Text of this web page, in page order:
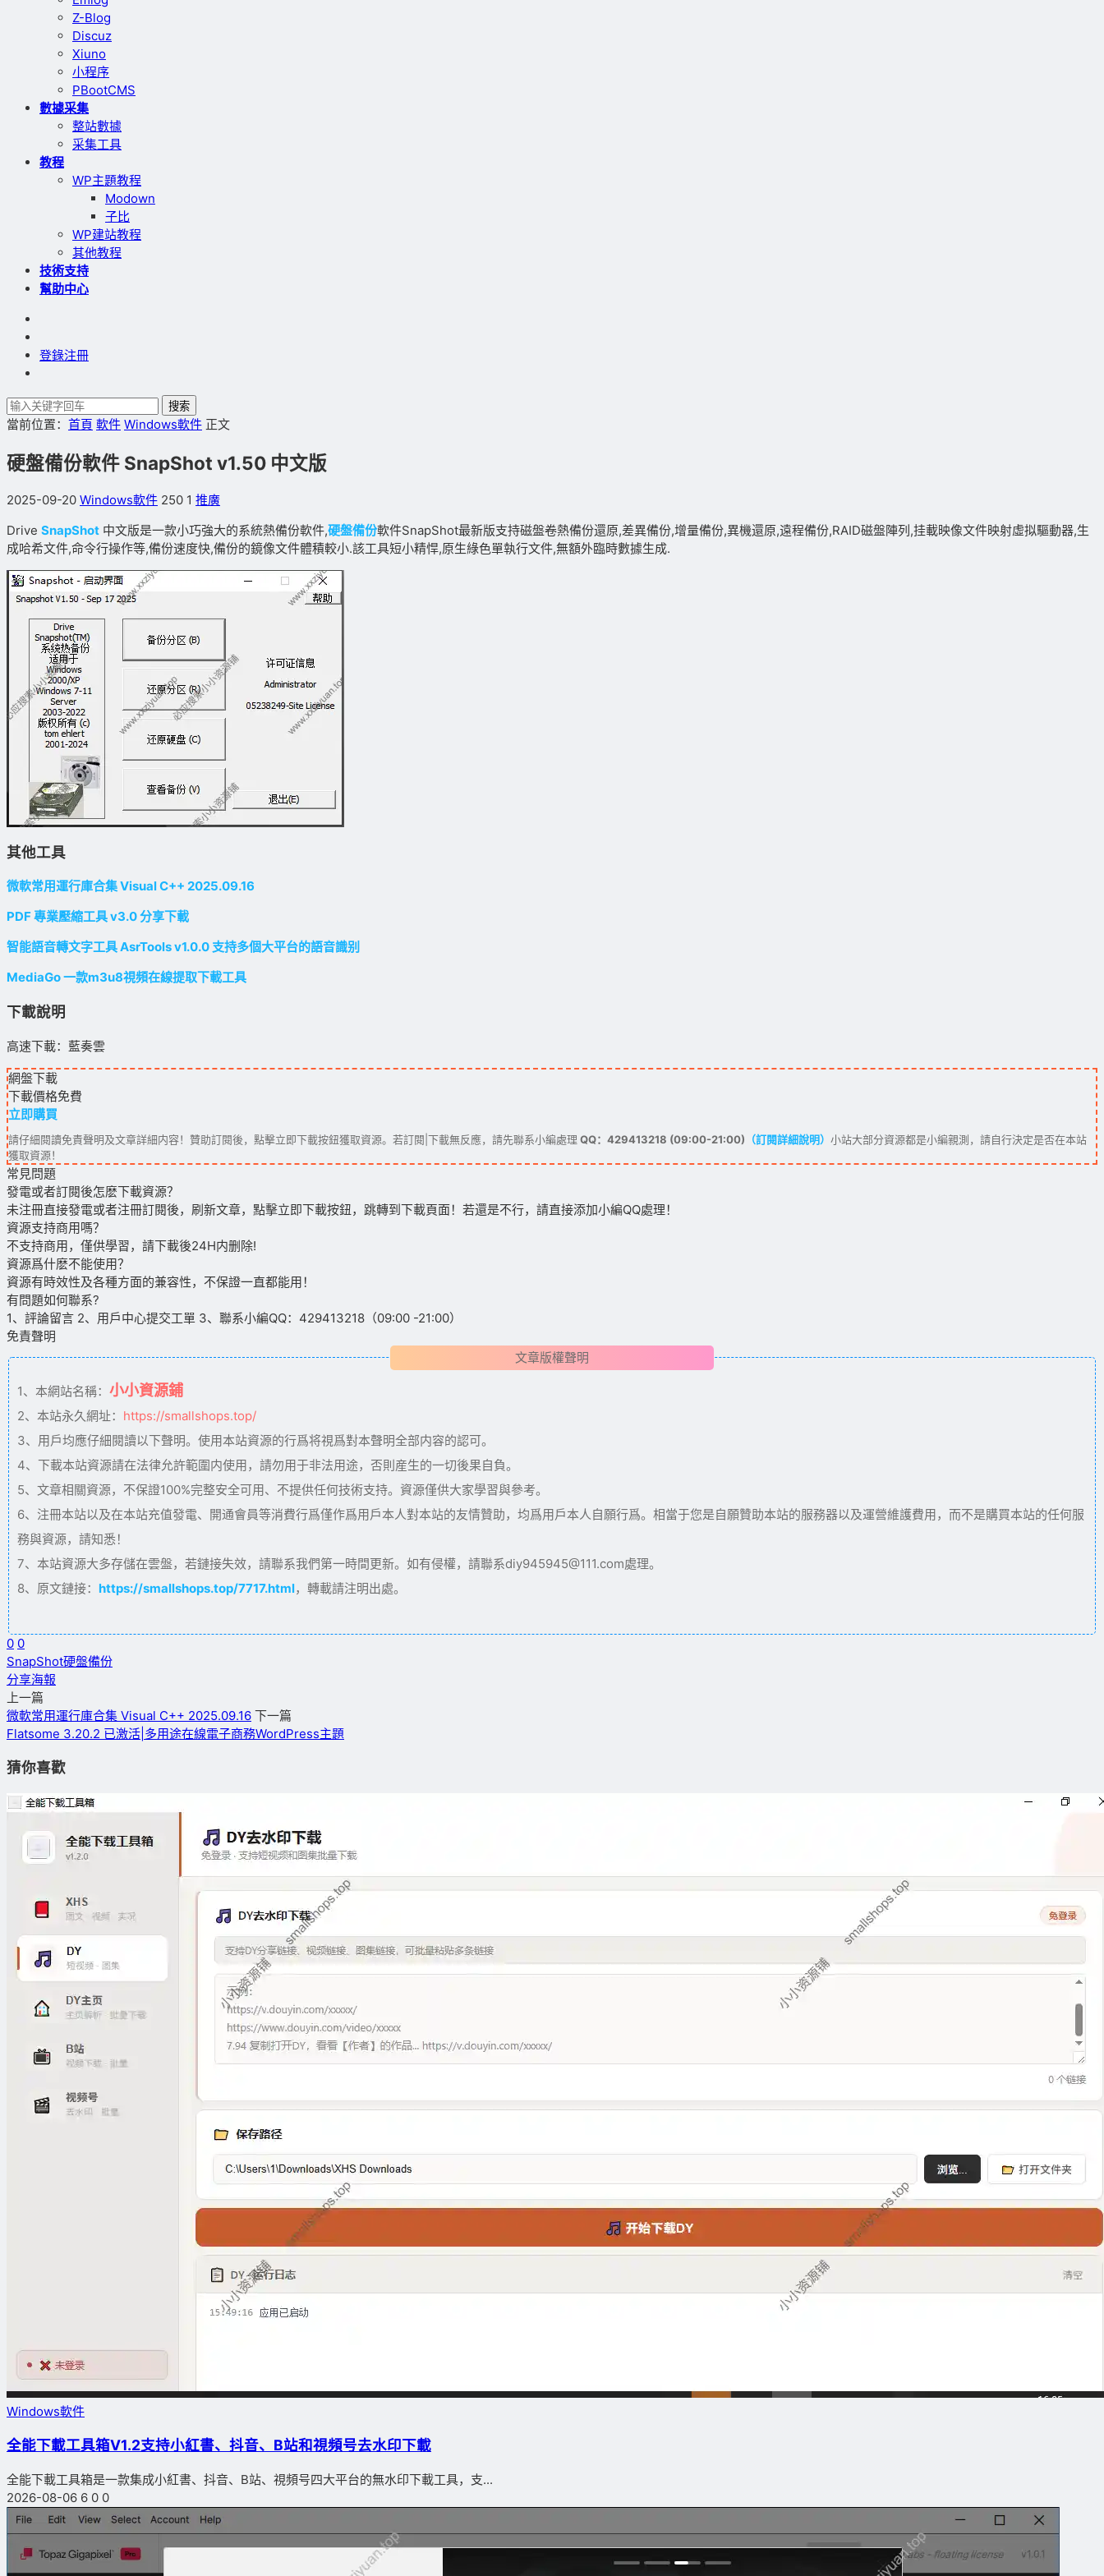
Z-Blog
Discuz
Xiuno
小程序
PBootCMS
數據采集
整站數據
采集工具
教程
WP主題教程
Modown
子比
WP建站教程
其他教程
技術支持
幫助中心
登錄注冊
搜索
當前位置： 首頁 軟件 Windows軟件 正文
硬盤備份軟件 SnapShot v1.50 中文版
2025-09-20 Windows軟件 250 1 推廣
Drive SnapShot 中文版是一款小巧強大的系統熱備份軟件,硬盤備份軟件SnapShot最新版支持磁盤卷熱備份還原,差異備份,增量備份,異機還原,遠程備份,RAID磁盤陣列,挂載映像文件映射虛拟驅動器,生
成哈希文件,命令行操作等,備份速度快,備份的鏡像文件體積較小.該工具短小精悍,原生綠色單執行文件,無額外臨時數據生成.
其他工具
微軟常用運行庫合集 Visual C++ 2025.09.16
PDF 專業壓縮工具 v3.0 分享下載
智能語音轉文字工具 AsrTools v1.0.0 支持多個大平台的語音識别
MediaGo 一款m3u8視頻在線提取下載工具
下載說明
高速下載：藍奏雲
網盤下載
下載價格免費
立即購買
請仔細閱讀免責聲明及文章詳細内容！贊助訂閱後，點擊立即下載按鈕獲取資源。若訂閱|下載無反應，請先聯系小編處理 QQ：429413218 (09:00-21:00) （訂閱詳細說明） 小站大部分資源都是小編親測，請自行決定是否在本站
獲取資源！
常見問題
發電或者訂閱後怎麽下載資源？
未注冊直接發電或者注冊訂閱後，刷新文章，點擊立即下載按鈕，跳轉到下載頁面！若還是不行，請直接添加小編QQ處理！
資源支持商用嗎？
不支持商用，僅供學習，請下載後24H内删除!
資源爲什麽不能使用？
資源有時效性及各種方面的兼容性，不保證一直都能用！
有問題如何聯系?
1、評論留言 2、用戶中心提交工單 3、聯系小編QQ：429413218（09:00 -21:00）
免責聲明
文章版權聲明
1、本網站名稱： 小小資源鋪
2、本站永久網址： https://smallshops.top/
3、用戶均應仔細閱讀以下聲明。使用本站資源的行爲将視爲對本聲明全部内容的認可。
4、下載本站資源請在法律允許範圍内使用，請勿用于非法用途，否則産生的一切後果自負。
5、文章相關資源，不保證100%完整安全可用、不提供任何技術支持。資源僅供大家學習與參考。
6、注冊本站以及在本站充值發電、開通會員等消費行爲僅作爲用戶本人對本站的友情贊助，均爲用戶本人自願行爲。相當于您是自願贊助本站的服務器以及運營維護費用，而不是購買本站的任何服
務與資源，請知悉！
7、本站資源大多存儲在雲盤，若鏈接失效，請聯系我們第一時間更新。如有侵權，請聯系diy945945@111.com處理。
8、原文鏈接： https://smallshops.top/7717.html，轉載請注明出處。
0 0
SnapShot硬盤備份
分享海報
上一篇
微軟常用運行庫合集 Visual C++ 2025.09.16 下一篇
Flatsome 3.20.2 已激活|多用途在線電子商務WordPress主題
猜你喜歡
Windows軟件
全能下載工具箱V1.2支持小紅書、抖音、B站和視頻号去水印下載
全能下載工具箱是一款集成小紅書、抖音、B站、視頻号四大平台的無水印下載工具，支...
2026-08-06 6 0 0